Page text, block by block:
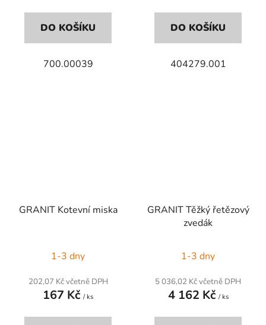
DO KOŠÍKU
700.00039
DO KOŠÍKU
404279.001
GRANIT Kotevní miska
1-3 dny
202,07 Kč včetně DPH
167 Kč / ks
GRANIT Těžký řetězový
zvedák
1-3 dny
5 036,02 Kč včetně DPH
4 162 Kč / ks